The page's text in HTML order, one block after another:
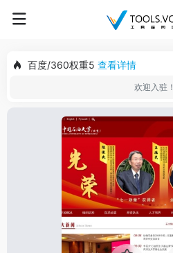
百度/360权重5 查看详情
欢迎入驻！